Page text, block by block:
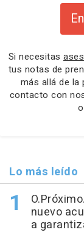
Si necesitas
tus notas de
más allá de la
contacto con
Lo más leído
nuevo
a